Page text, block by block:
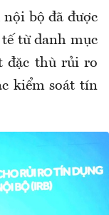
bộ đã được
từ danh mục
đặc thù rủi ro
kiểm soát tín